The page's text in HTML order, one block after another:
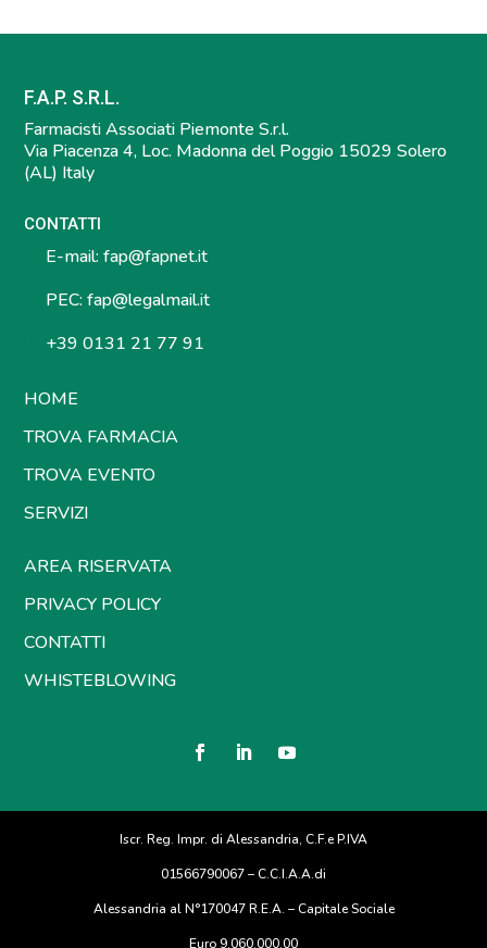
F.A.P. S.R.L.
Farmacisti Associati Piemonte S.r.l.
Via Piacenza 4, Loc. Madonna del Poggio 15029 Solero
(AL) Italy
CONTATTI
E-mail: fap@fapnet.it
PEC: fap@legalmail.it
+39 0131 21 77 91
HOME
TROVA FARMACIA
TROVA EVENTO
SERVIZI
AREA RISERVATA
PRIVACY POLICY
CONTATTI
WHISTEBLOWING
Iscr. Reg. Impr. di Alessandria, C.F.e P.IVA
01566790067 – C.C.I.A.A.di
Alessandria al N°170047 R.E.A. – Capitale Sociale
Euro 9.060.000,00